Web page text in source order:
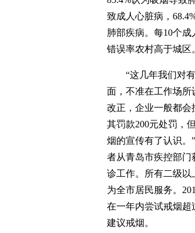
致成人心脏病，
肺部疾病。每10个成
错误率农村高于城区
“这几年我们对有
面，不准在工作场所
改正，企业一般都会
其罚款200元处罚，
烟的宣传有了认识。
者从青岛市疾控部门
诊工作。所有二级以
为全市居民服务。
在一年内尝试戒烟超
建议戒烟。